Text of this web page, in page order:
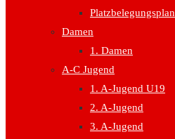
Platzbelegungsplan
Damen
1. Damen
A-C Jugend
1. A-Jugend U19
2. A-Jugend
3. A-Jugend